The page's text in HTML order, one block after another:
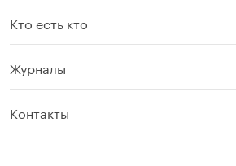
Кто есть кто
Журналы
Контакты